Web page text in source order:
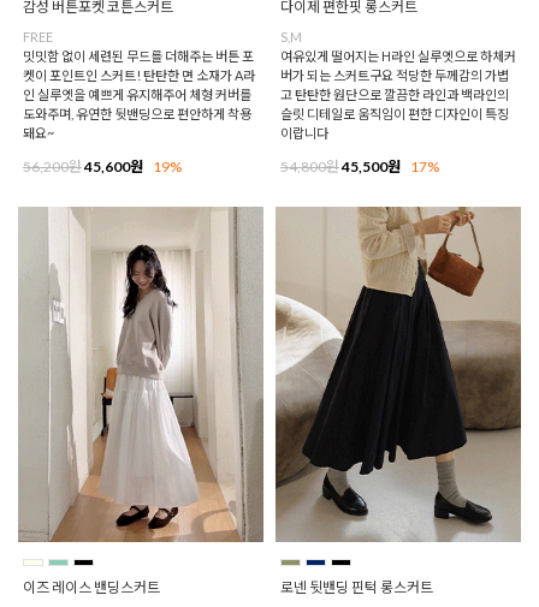
감성 버튼포켓 코튼스커트
FREE
밋밋함 없이 세련된 무드를 더해주는 버튼 포
켓이 포인트인 스커트! 탄탄한 면 소재가 A라
인 실루엣을 예쁘게 유지해주어 체형 커버를
도와주며, 유연한 뒷밴딩으로 편안하게 착용
돼요~
56,200원45,600원 19%
다이제 편한핏 롱스커트
S,M
여유있게 떨어지는 H라인 실루엣으로 하체커
버가 되는 스커트구요 적당한 두께감의 가볍
고 탄탄한 원단으로 깔끔한 라인과 백라인의
슬릿 디테일로 움직임이 편한 디자인이 특징
이랍니다
54,800원45,500원 17%
이즈 레이스 밴딩스커트 로넨 뒷밴딩 핀턱 롱스커트